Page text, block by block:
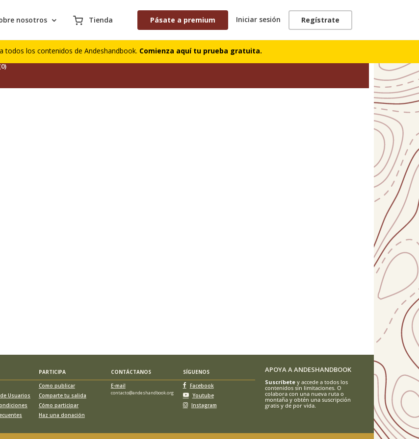
nosotros Tienda Pásate a premium Iniciar sesión Regístrate
todos los contenidos de Andeshandbook. Comienza aquí tu prueba gratuita.
PARTICIPA CONTÁCTANOS
SÍGUENOS
Usuarios
Como publicar
Comparte tu salida
Cómo participar
Haz una donación
E-mail
contacto@andeshandbook.org
Facebook
Youtube
Instagram
APOYA A ANDESHANDBOOK
Suscríbetey accede a todos los
contenidos sin limitaciones. O
colabora con una nueva ruta o
montaña y obtén una suscripción
gratis y de por vida.